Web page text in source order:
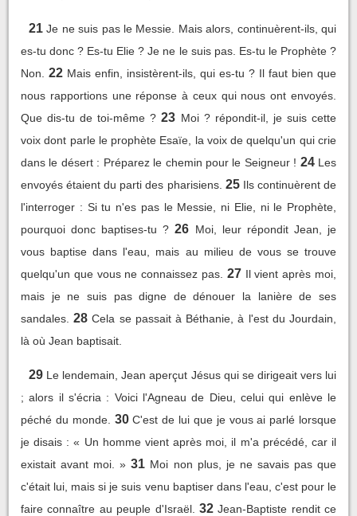
21 Je ne suis pas le Messie. Mais alors, continuèrent-ils, qui
es-tu donc ? Es-tu Elie ? Je ne le suis pas. Es-tu le Prophète ?
Non.
22 Mais enfin, insistèrent-ils, qui es-tu ? Il faut bien que
nous rapportions une réponse à ceux qui nous ont envoyés.
Que dis-tu de toi-même ? 23 Moi ? répondit-il, je suis cette
voix dont parle le prophète Esaïe, la voix de quelqu'un qui crie
dans le désert : Préparez le chemin pour le Seigneur ! 24 Les
envoyés étaient du parti des pharisiens. 25 Ils continuèrent de
l'interroger : Si tu n'es pas le Messie, ni Elie, ni le Prophète,
pourquoi donc baptises-tu ? 26 Moi, leur répondit Jean, je
vous baptise dans l'eau, mais au milieu de vous se trouve
quelqu'un que vous ne connaissez pas. 27 Il vient après moi,
mais je ne suis pas digne de dénouer la lanière de ses
sandales. 28 Cela se passait à Béthanie, à l'est du Jourdain,
là où Jean baptisait.
29 Le lendemain, Jean aperçut Jésus qui se dirigeait vers lui
; alors il s'écria : Voici l'Agneau de Dieu, celui qui enlève le
péché du monde. 30 C'est de lui que je vous ai parlé lorsque
je disais : « Un homme vient après moi, il m'a précédé, car il
existait avant moi. » 31 Moi non plus, je ne savais pas que
c'était lui, mais si je suis venu baptiser dans l'eau, c'est pour le
faire connaître au peuple d'Israël. 32 Jean-Baptiste rendit ce